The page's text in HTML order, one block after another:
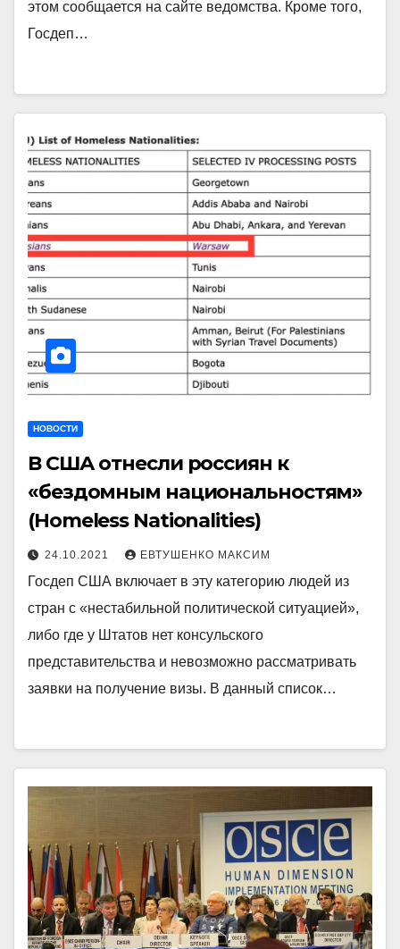
этом сообщается на сайте ведомства. Кроме того,
Госдеп…
НОВОСТИ
В США отнесли россиян к
«бездомным национальностям»
(Homeless Nationalities)
24.10.2021 ЕВТУШЕНКО МАКСИМ
Госдеп США включает в эту категорию людей из
стран с «нестабильной политической ситуацией»,
либо где у Штатов нет консульского
представительства и невозможно рассматривать
заявки на получение визы. В данный список…